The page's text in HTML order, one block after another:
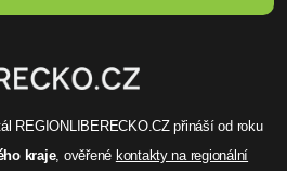
REGIONLIBERECKO.CZ přináší od roku
kraje, ověřené kontakty na regionální